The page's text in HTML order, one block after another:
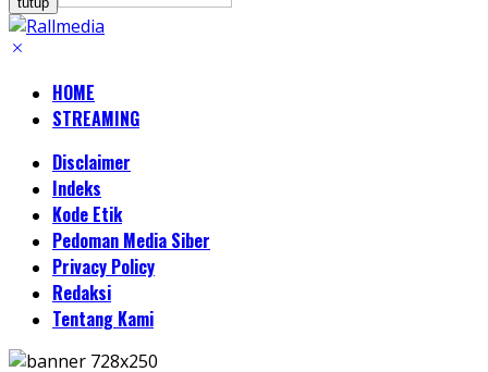
HOME
STREAMING
Disclaimer
Indeks
Kode Etik
Pedoman Media Siber
Privacy Policy
Redaksi
Tentang Kami